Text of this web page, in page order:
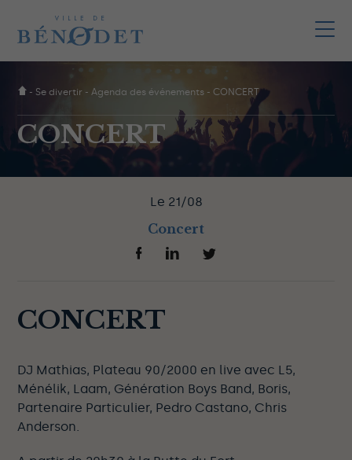
-Se divertir -Agenda des événements -CONCERT
CONCERT
Le 21/08
Concert
CONCERT
DJ Mathias, Plateau 90/2000 en live avec L5,
Ménélik, Laam, Génération Boys Band, Boris,
Partenaire Particulier, Pedro Castano, Chris
Anderson.